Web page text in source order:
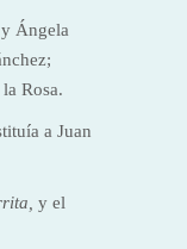
y Ángela
Rosa.
a Juan
y el